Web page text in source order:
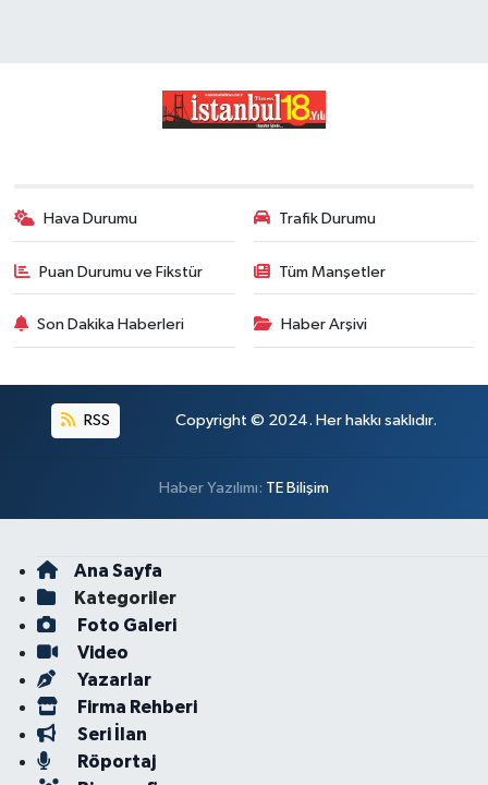
Hava Durumu Trafik Durumu
Puan Durumu ve Fikstür Tüm Manşetler
Son Dakika Haberleri Haber Arşivi
RSS Copyright © 2024. Her hakkı saklıdır.
Haber Yazılımı: TE Bilişim
Ana Sayfa
Kategoriler
Foto Galeri
Video
Yazarlar
Firma Rehberi
Seri İlan
Röportaj